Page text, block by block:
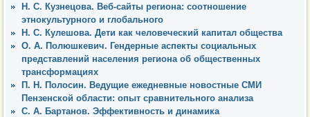
Н. С. Кузнецова. Веб-сайты региона: соотношение
этнокультурного и глобального
Н. С. Кулешова. Дети как человеческий капитал общества
О. А. Полюшкевич. Гендерные аспекты социальных
представлений населения региона об общественных
трансформациях
П. Н. Полосин. Ведущие ежедневные новостные СМИ
Пензенской области: опыт сравнительного анализа
С. А. Бартанов. Эффективность и динамика